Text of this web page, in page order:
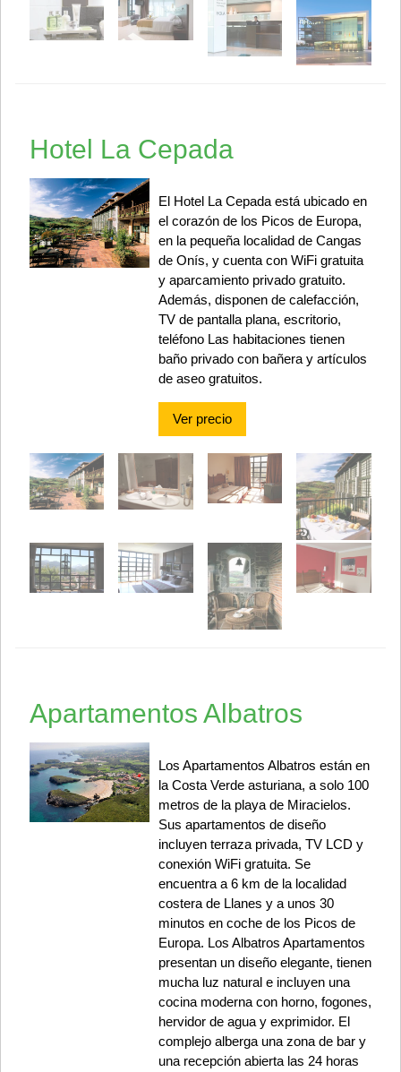
Hotel La Cepada
El Hotel La Cepada está ubicado en
el corazón de los Picos de Europa,
en la pequeña localidad de Cangas
de Onís, y cuenta con WiFi gratuita
y aparcamiento privado gratuito.
Además, disponen de calefacción,
TV de pantalla plana, escritorio,
teléfono Las habitaciones tienen
baño privado con bañera y artículos
de aseo gratuitos.
Ver precio
Apartamentos Albatros
Los Apartamentos Albatros están en
la Costa Verde asturiana, a solo 100
metros de la playa de Miracielos.
Sus apartamentos de diseño
incluyen terraza privada, TV LCD y
conexión WiFi gratuita. Se
encuentra a 6 km de la localidad
costera de Llanes y a unos 30
minutos en coche de los Picos de
Europa. Los Albatros Apartamentos
presentan un diseño elegante, tienen
mucha luz natural e incluyen una
cocina moderna con horno, fogones,
hervidor de agua y exprimidor. El
complejo alberga una zona de bar y
una recepción abierta las 24 horas